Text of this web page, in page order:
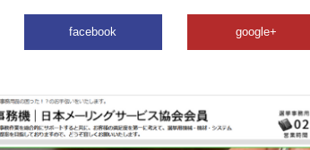
facebook google+